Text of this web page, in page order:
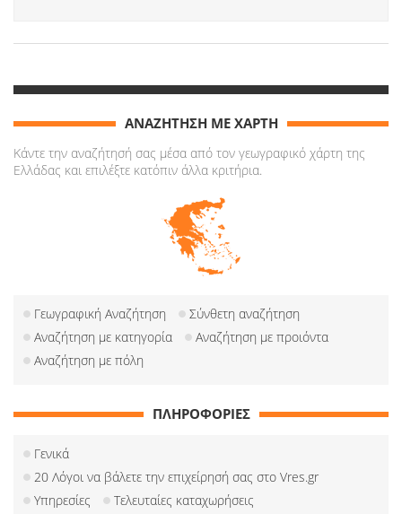
ΑΝΑΖΗΤΗΣΗ ΜΕ ΧΑΡΤΗ
Κάντε την αναζήτησή σας μέσα από τον γεωγραφικό χάρτη της
Ελλάδας και επιλέξτε κατόπιν άλλα κριτήρια.
Γεωγραφική Αναζήτηση
Σύνθετη αναζήτηση
Αναζήτηση με κατηγορία
Αναζήτηση με προιόντα
Αναζήτηση με πόλη
ΠΛΗΡΟΦΟΡΙΕΣ
Γενικά
20 Λόγοι να βάλετε την επιχείρησή σας στο Vres.gr
Υπηρεσίες
Τελευταίες καταχωρήσεις